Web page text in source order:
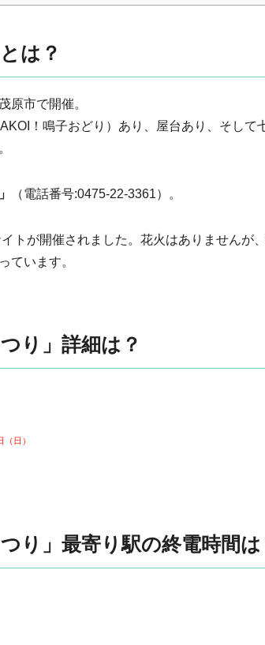
は？
原市で開催。
！鳴子おどり）あり、屋台あり、そして
（電話番号:0475-22-3361）。
トが開催されました。花火はありませんが
ています。
り」詳細は？
日）
り」最寄り駅の終電時間は